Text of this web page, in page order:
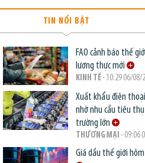
TIN NỔI BẬT
FAO cảnh báo thế
lương thực mới
KINH TẾ- 10:29 06/08/
Xuất khẩu điện
nhờ nhu cầu tiêu
trường lớn
THƯƠNG MẠI - 09:06
Giá dầu thế giới